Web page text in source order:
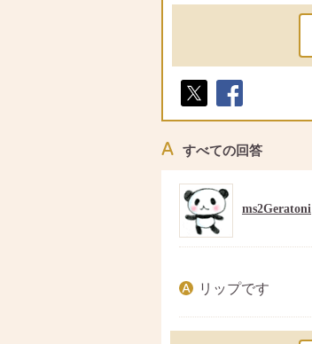
ト
ア
すべての回答
ms2Geratoni
リップです